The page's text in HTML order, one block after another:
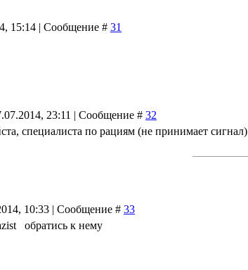
15:14 | Сообщение # 31
23:11 | Сообщение # 32
специалиста по рациям (не принимает сигнал)
10:33 | Сообщение # 33
обратись к нему